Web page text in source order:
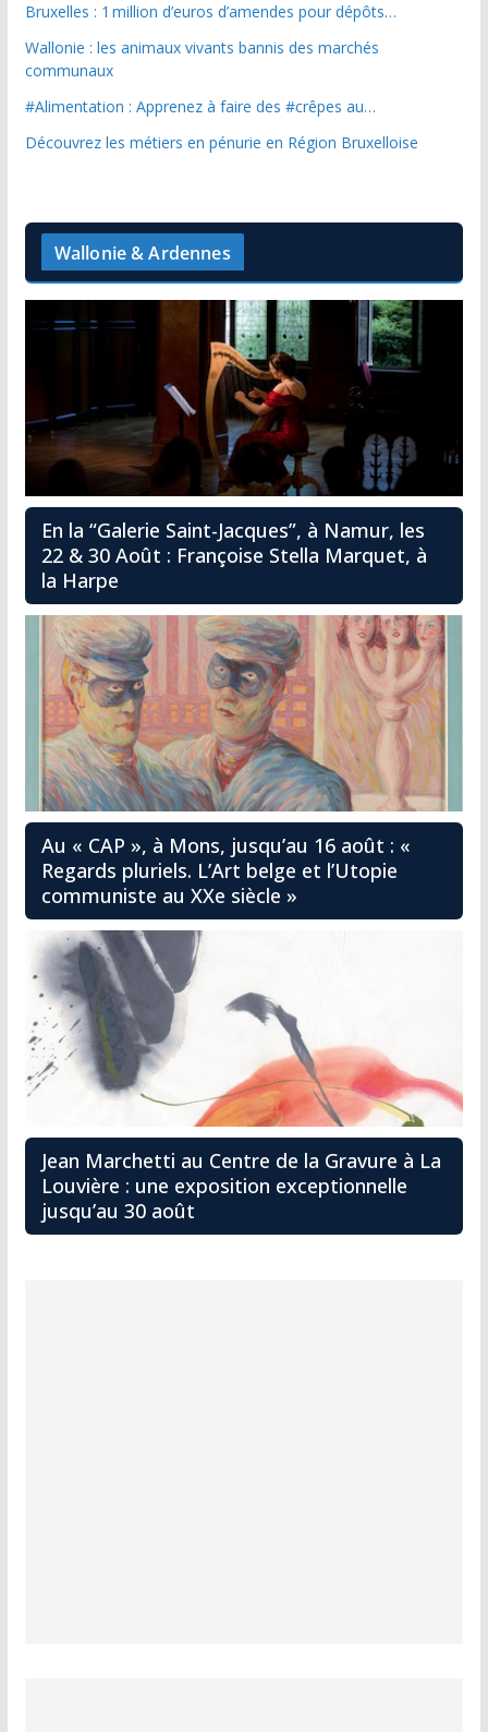
Bruxelles : 1 million d’euros d’amendes pour dépôts…
Wallonie : les animaux vivants bannis des marchés
communaux
#Alimentation : Apprenez à faire des #crêpes au…
Découvrez les métiers en pénurie en Région Bruxelloise
Wallonie & Ardennes
En la “Galerie Saint-Jacques”, à Namur, les
22 & 30 Août : Françoise Stella Marquet, à
la Harpe
Au « CAP », à Mons, jusqu’au 16 août : «
Regards pluriels. L’Art belge et l’Utopie
communiste au XXe siècle »
Jean Marchetti au Centre de la Gravure à La
Louvière : une exposition exceptionnelle
jusqu’au 30 août